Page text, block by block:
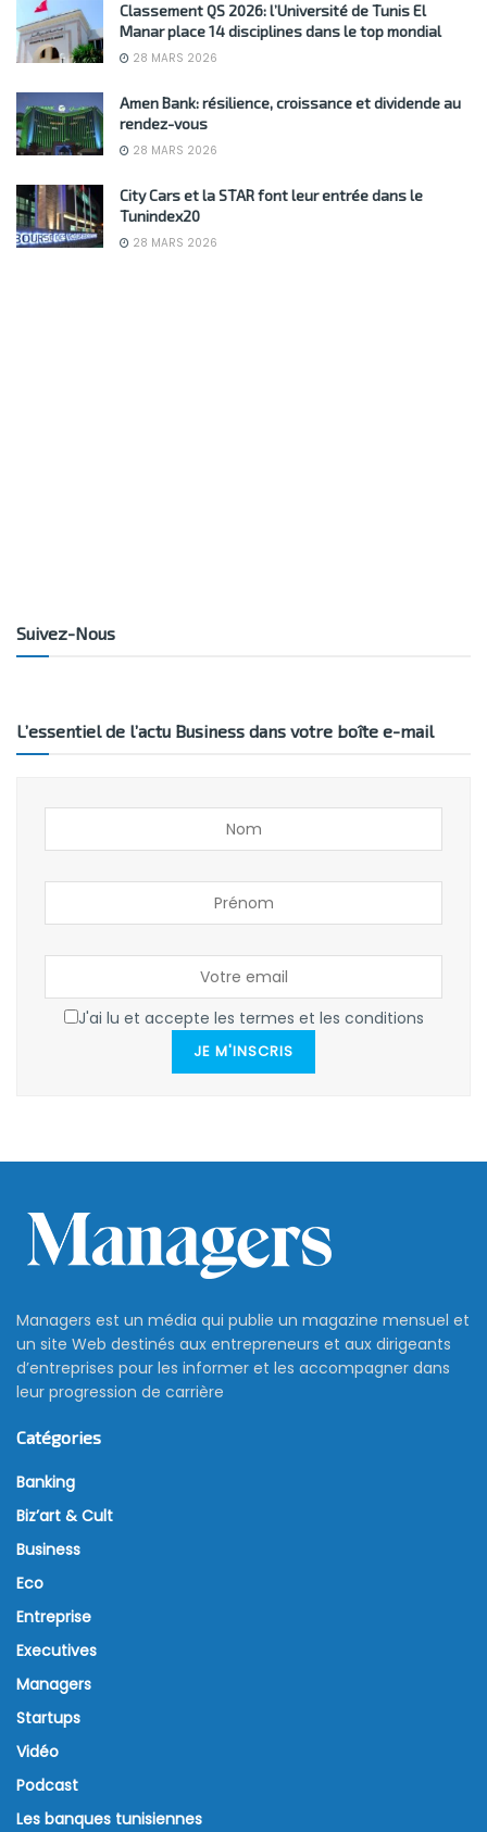
Classement QS 2026: l’Université de Tunis El
Manar place 14 disciplines dans le top mondial
28 MARS 2026
Amen Bank: résilience, croissance et dividende au
rendez-vous
28 MARS 2026
City Cars et la STAR font leur entrée dans le
Tunindex20
28 MARS 2026
Suivez-Nous
L’essentiel de l’actu Business dans votre boîte e-mail
J'ai lu et accepte les termes et les conditions
JE M'INSCRIS
Managers est un média qui publie un magazine mensuel et
un site Web destinés aux entrepreneurs et aux dirigeants
d’entreprises pour les informer et les accompagner dans
leur progression de carrière
Catégories
Banking
Biz’art & Cult
Business
Eco
Entreprise
Executives
Managers
Startups
Vidéo
Podcast
Les banques tunisiennes